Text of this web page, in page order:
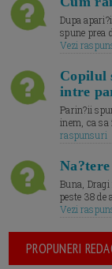
Dupa
spune prea
Vezi
Copilul
intre
Parin?ii
inem, ca sa
raspunsuri
Buna,
peste 38 de
Vezi
PROPUNERI